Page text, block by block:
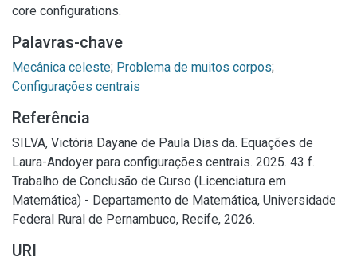
core configurations.
Palavras-chave
Mecânica celeste; Problema de muitos corpos;
Configurações centrais
Referência
SILVA, Victória Dayane de Paula Dias da. Equações de
Laura-Andoyer para configurações centrais. 2025. 43 f.
Trabalho de Conclusão de Curso (Licenciatura em
Matemática) - Departamento de Matemática, Universidade
Federal Rural de Pernambuco, Recife, 2026.
URI